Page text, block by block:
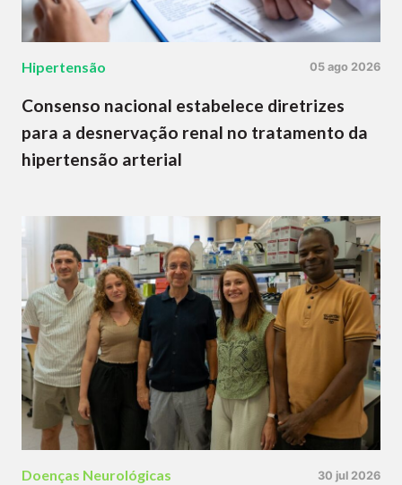
Hipertensão 05 ago 2026
Consenso nacional estabelece diretrizes
para a desnervação renal no tratamento da
hipertensão arterial
Doenças Neurológicas 30 jul 2026